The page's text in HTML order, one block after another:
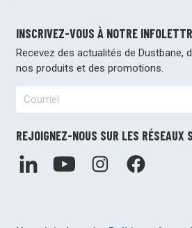
INSCRIVEZ-VOUS À NOTRE
Recevez des actualités de Dustbane,
nos produits et des promotions.
REJOIGNEZ-NOUS SUR LES RÉSEAUX